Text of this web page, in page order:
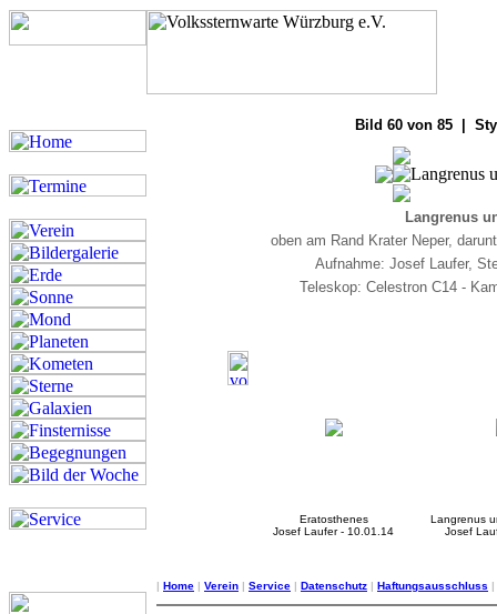
Bild 60 von 85 |
Langrenus
oben am Rand Krater Neper,
Aufnahme: Josef Laufer,
Teleskop: Celestron C14 -
Eratosthenes
Josef Laufer - 10.01.14
Langrenus
Josef
| Home | Verein | Service | Datenschutz | Haftungsausschluss |